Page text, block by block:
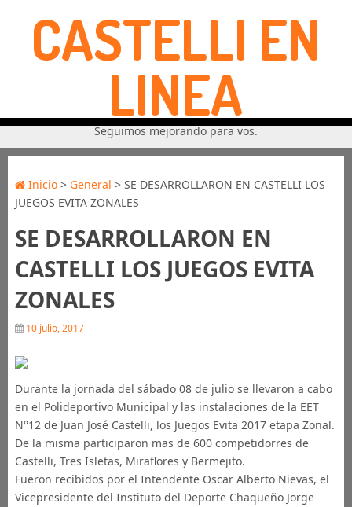
CASTELLI EN
LINEA
Seguimos mejorando para vos.
Inicio> General > SE DESARROLLARON EN CASTELLI LOS
JUEGOS EVITA ZONALES
SE DESARROLLARON EN
CASTELLI LOS JUEGOS EVITA
ZONALES
10 julio, 2017
Durante la jornada del sábado 08 de julio se llevaron a cabo
en el Polideportivo Municipal y las instalaciones de la EET
N°12 de Juan José Castelli, los Juegos Evita 2017 etapa Zonal.
De la misma participaron mas de 600 competidorres de
Castelli, Tres Isletas, Miraflores y Bermejito.
Fueron recibidos por el Intendente Oscar Alberto Nievas, el
Vicepresidente del Instituto del Deporte Chaqueño Jorge